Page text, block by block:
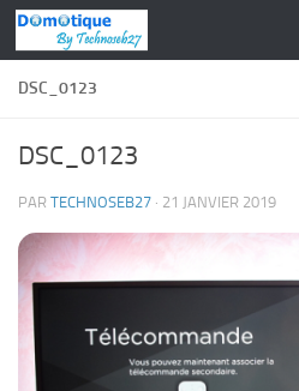
Skip to content
DSC_0123
DSC_0123
PAR TECHNOSEB27 · 21 JANVIER 2019